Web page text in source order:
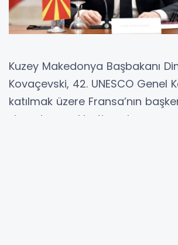
Kuzey Makedonya Başbakanı
Kovaçevski, 42. UNESCO Genel
katılmak üzere Fransa’nın
ziyaret gerçekleştirecek.